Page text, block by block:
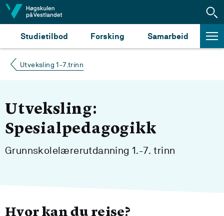
Hopp til innhald
Studietilbod Forsking Samarbeid
Utveksling 1-7.trinn
Utveksling:
Spesialpedagogikk
Grunnskolelærerutdanning 1.-7. trinn
Hvor kan du reise?